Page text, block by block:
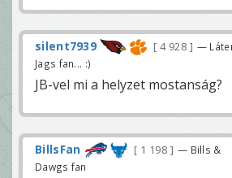
silent7939 4 928
—
Jags fan... :)
JB-vel mi a helyzet mostanság?
BillsFan 1 198
— Bills &
Dawgs fan